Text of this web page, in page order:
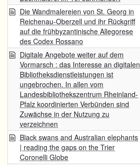
Die Wandmalereien von St. Georg in
Reichenau-Oberzell und ihr Rückgriff
auf die frühbyzantinische Allegorese
des Codex Rossano
Digitale Angebote weiter auf dem
Vormarsch : das Interesse an digitalen
Bibliotheksdienstleistungen ist
ungebrochen. In allen vom
Landesbibliothekszentrum Rheinland-
Pfalz koordinierten Verbünden sind
Zuwächse in der Nutzung zu
verzeichnen
Black swans and Australian elephants
| reading the gaps on the Trier
Coronelli Globe